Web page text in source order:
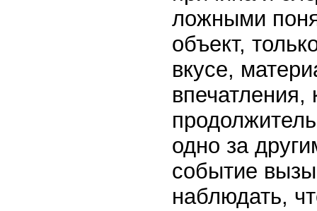
ложными
объект,
вкусе,
впечатления,
одно за
событие
наблюдать,